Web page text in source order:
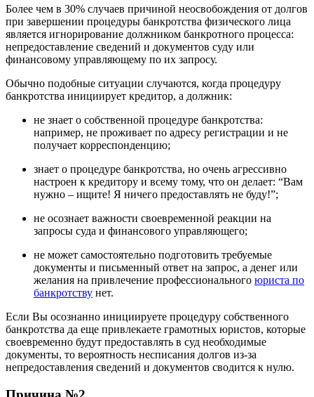
Более чем в 30% случаев причиной неосвобождения от долгов
при завершении процедуры банкротства физического лица
является игнорирование должником банкротного процесса:
непредоставление сведений и документов суду или
финансовому управляющему по их запросу.
Обычно подобные ситуации случаются, когда процедуру
банкротства инициирует кредитор, а должник:
не знает о собственной процедуре банкротства:
например, не проживает по адресу регистрации и не
получает корреспонденцию;
знает о процедуре банкротства, но очень агрессивно
настроен к кредитору и всему тому, что он делает: “Вам
нужно – ищите! Я ничего предоставлять не буду!”;
не осознает важности своевременной реакции на
запросы суда и финансового управляющего;
не может самостоятельно подготовить требуемые
документы и письменный ответ на запрос, а денег или
желания на привлечение профессионального юриста по
банкротству нет.
Если Вы осознанно инициируете процедуру собственного
банкротства да еще привлекаете грамотных юристов, которые
своевременно будут предоставлять в суд необходимые
документы, то вероятность несписания долгов из-за
непредоставления сведений и документов сводится к нулю.